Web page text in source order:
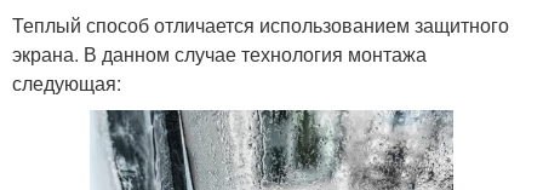
Теплый способ отличается использованием защитного
экрана. В данном случае технология монтажа
следующая: